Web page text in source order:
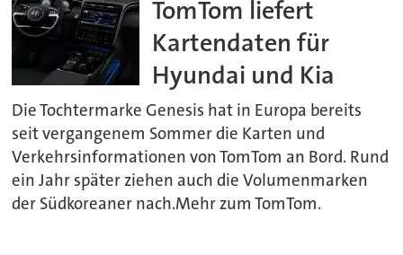
TomTom liefert
Kartendaten für
Hyundai und Kia
Die Tochtermarke Genesis hat in Europa bereits
seit vergangenem Sommer die Karten und
Verkehrsinformationen von TomTom an Bord. Rund
ein Jahr später ziehen auch die Volumenmarken
der Südkoreaner nach.Mehr zum TomTom.